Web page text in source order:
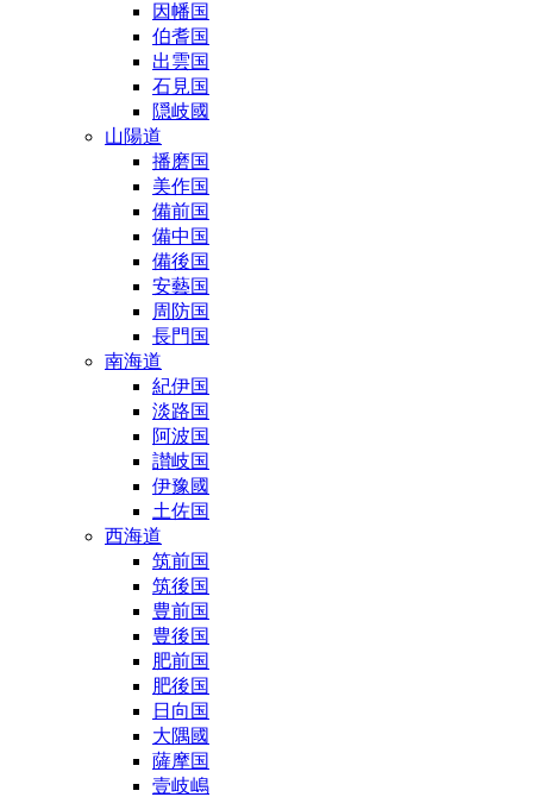
因幡国
伯耆国
出雲国
石見国
隠岐國
山陽道
播磨国
美作国
備前国
備中国
備後国
安藝国
周防国
長門国
南海道
紀伊国
淡路国
阿波国
讃岐国
伊豫國
土佐国
西海道
筑前国
筑後国
豊前国
豊後国
肥前国
肥後国
日向国
大隅國
薩摩国
壹岐嶋